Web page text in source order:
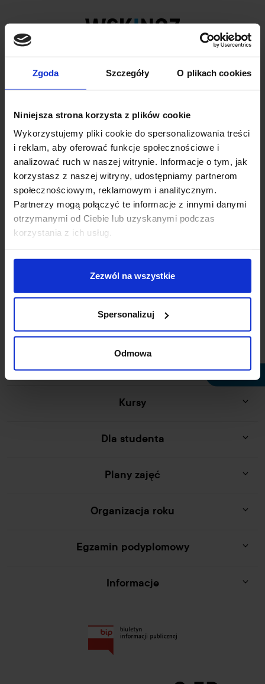
Zgoda Szczegóły O plikach cookies
Niniejsza strona korzysta z plików cookie
Wykorzystujemy pliki cookie do spersonalizowania treści
i reklam, aby oferować funkcje społecznościowe i
analizować ruch w naszej witrynie. Informacje o tym, jak
korzystasz z naszej witryny, udostępniamy partnerom
społecznościowym, reklamowym i analitycznym.
Partnerzy mogą połączyć te informacje z innymi danymi
otrzymanymi od Ciebie lub uzyskanymi podczas
korzystania z ich usług.
Zezwól na wszystkie
Spersonalizuj
Odmowa
ul. Wileńska 53/55
+48 42 687 00 44
uczelnia@wskinfo.pl
Rekrutacja online
Studia licencjackie
Studia skrócone
Studia magisterskie
Studia podyplomowe
Kursy
Dla studenta
Plany zajęć
Organizacja roku
Egzamin podyplomowy
Informacje